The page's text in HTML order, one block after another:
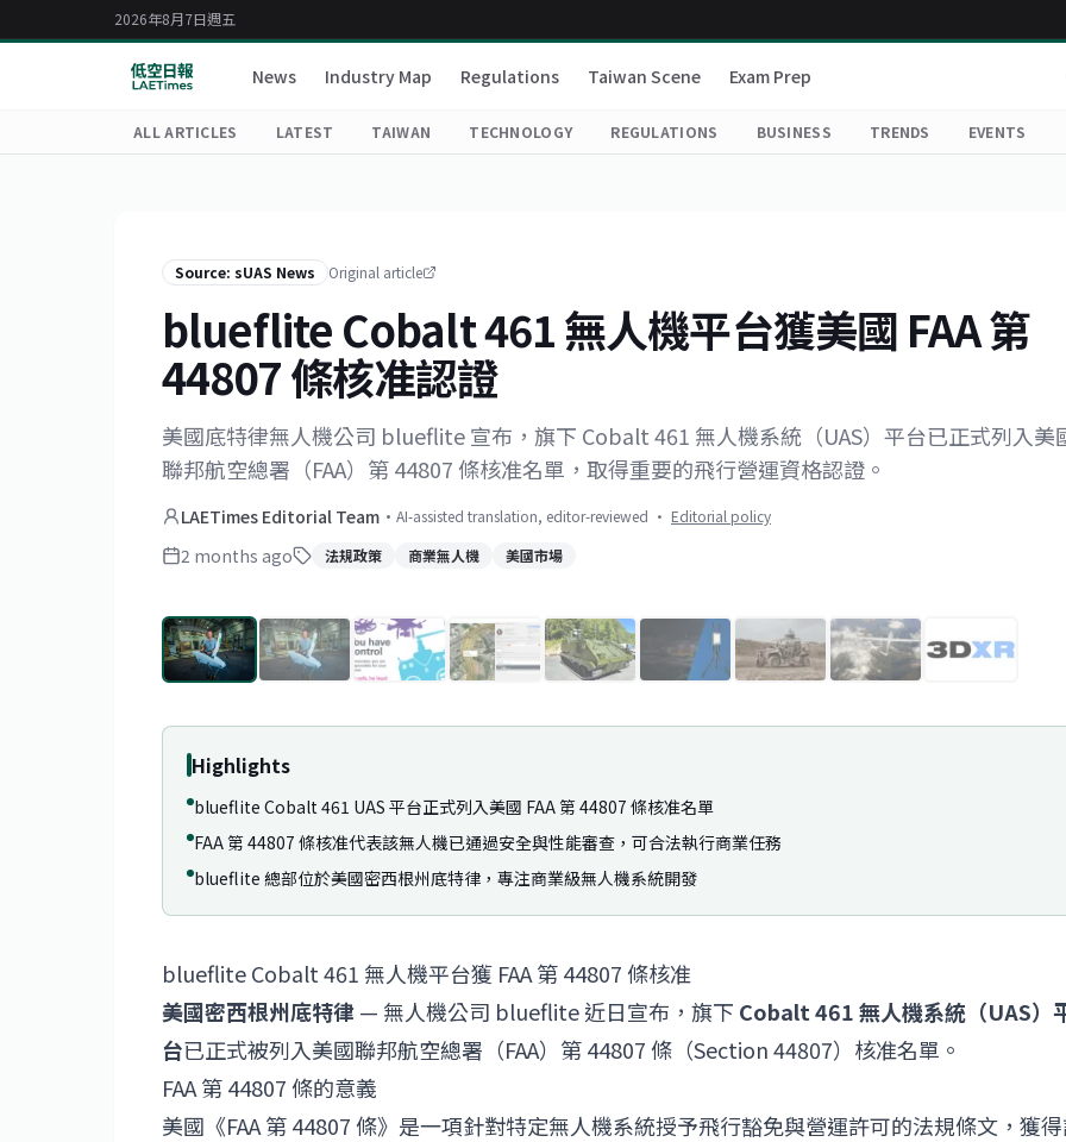
2026年8月7日週五
News Industry Map Regulations Taiwan Scene Exam Prep
ALL ARTICLES LATEST TAIWAN TECHNOLOGY REGULATIONS BUSINESS TRENDS EVENTS
Source: sUAS News Original article
blueflite Cobalt 461 無人機平台獲美國 FAA 第
44807 條核准認證
美國底特律無人機公司 blueflite 宣布，旗下 Cobalt 461 無人機系統（UAS）平台已正式列入美
聯邦航空總署（FAA）第 44807 條核准名單，取得重要的飛行營運資格認證。
LAETimes Editorial Team · AI-assisted translation, editor-reviewed · Editorial policy
2 months ago 法規政策 商業無人機 美國市場
Highlights
blueflite Cobalt 461 UAS 平台正式列入美國 FAA 第 44807 條核准名單
FAA 第 44807 條核准代表該無人機已通過安全與性能審查，可合法執行商業任務
blueflite 總部位於美國密西根州底特律，專注商業級無人機系統開發
blueflite Cobalt 461 無人機平台獲 FAA 第 44807 條核准
美國密西根州底特律— 無人機公司 blueflite 近日宣布，旗下 Cobalt 461 無人機系統（UAS）
台已正式被列入美國聯邦航空總署（FAA）第 44807 條（Section 44807）核准名單。
FAA 第 44807 條的意義
美國《FAA 第 44807 條》是一項針對特定無人機系統授予飛行豁免與營運許可的法規條文，獲